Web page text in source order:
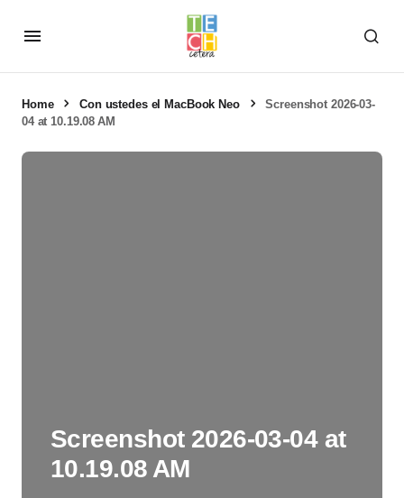
Home Con ustedes el MacBook Neo
Screenshot 2026-03-
04 at 10.19.08 AM
Screenshot 2026-03-04 at
10.19.08 AM